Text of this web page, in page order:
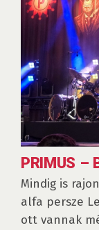
PRIMUS –
Mindig is
alfa persze
ott vannak